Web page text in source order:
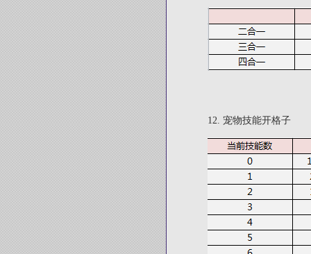
12. 宠物技能开格子